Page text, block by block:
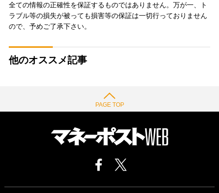
全ての情報の正確性を保証するものではありません。万が一、ト
ラブル等の損失が被っても損害等の保証は一切行っておりません
ので、予めご了承下さい。
他のオススメ記事
PAGE TOP